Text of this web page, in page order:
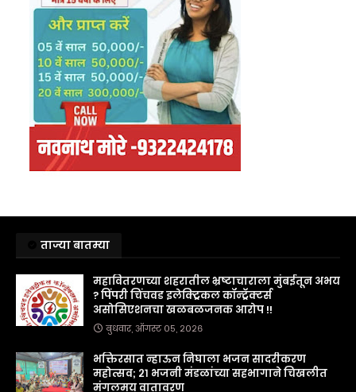
ताज्या बातम्या
महावितरणच्या शहरातील भ्रष्टाचाराला मुंबईतून अभय
? पिंपरी चिंचवड इलेक्ट्रिकल कॉन्ट्रॅक्टर्स
असोसिएशनचा खळबळजनक आरोप !!
बुधवार, ऑगस्ट ०५, २०२६
भक्तिरसात न्हाऊन निघाला भजन सादरीकरण
महोत्सव; २१ भजनी मंडळांच्या सहभागाने चिखलीत
मंगलमय वातावरण